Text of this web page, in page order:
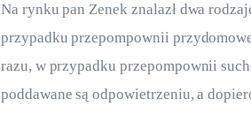
Na rynku pan Zenek znalazł dwa
przypadku przepompownii
razu, w przypadku przepompownii
poddawane są odpowietrzeniu, a